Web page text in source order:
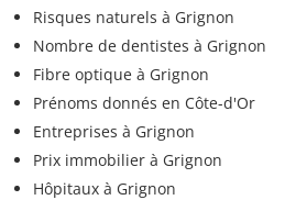
Risques naturels à Grignon
Nombre de dentistes à Grignon
Fibre optique à Grignon
Prénoms donnés en Côte-d'Or
Entreprises à Grignon
Prix immobilier à Grignon
Hôpitaux à Grignon